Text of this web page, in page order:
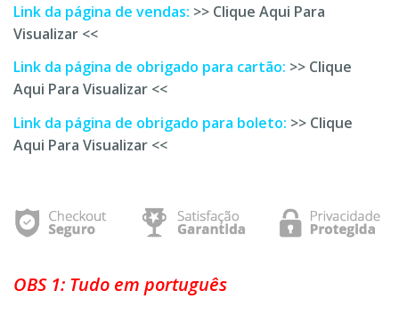
Link da página de vendas: >> Clique Aqui Para
Visualizar <<
Link da página de obrigado para cartão: >> Clique
Aqui Para Visualizar <<
Link da página de obrigado para boleto: >> Clique
Aqui Para Visualizar <<
OBS 1: Tudo em português